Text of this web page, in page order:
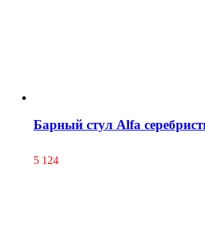
Барный стул Alfa
5 124